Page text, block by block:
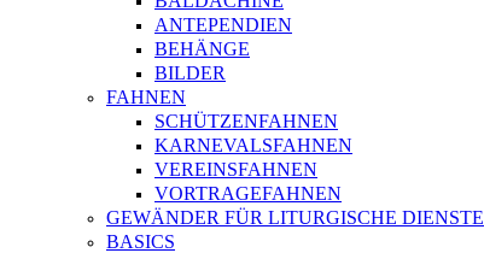
ANTEPENDIEN
BEHÄNGE
BILDER
FAHNEN
SCHÜTZENFAHNEN
KARNEVALSFAHNEN
VEREINSFAHNEN
VORTRAGEFAHNEN
GEWÄNDER FÜR LITURGISCHE DIENSTE
BASICS